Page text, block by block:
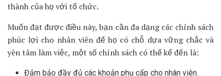
thành của họ với tổ chức.
Muốn đạt được điều này, bạn cần đa dạng các chính sách
phúc lợi cho nhân viên để họ có chỗ dựa vững chắc và
yên tâm làm việc, một số chính sách có thể kể đến là:
Đảm bảo đầy đủ các khoản phụ cấp cho nhân viên.